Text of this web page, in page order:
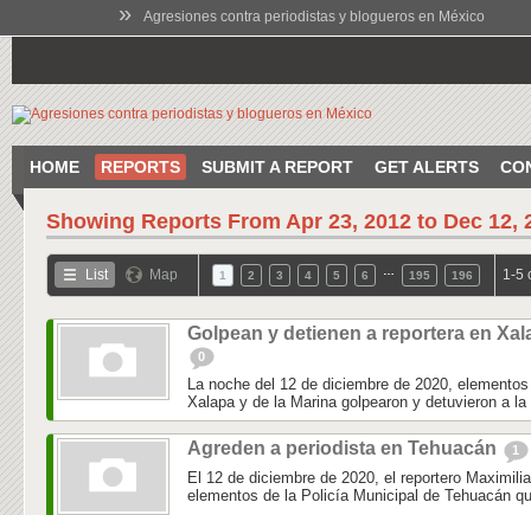
» Agresiones contra periodistas y blogueros en México
HOME REPORTS SUBMIT A REPORT GET ALERTS
Showing Reports From Apr 23, 2012 to Dec 12,
List Map 1 2 3 4 5 6 195 196 1-5
Golpean y detienen a reportera en
0
La noche del 12 de diciembre de 2020,
Xalapa y de la Marina golpearon y detuvieron a la
Agreden a periodista en Tehuacán 1
El 12 de diciembre de 2020, el reportero
elementos de la Policía Municipal de Tehuacán